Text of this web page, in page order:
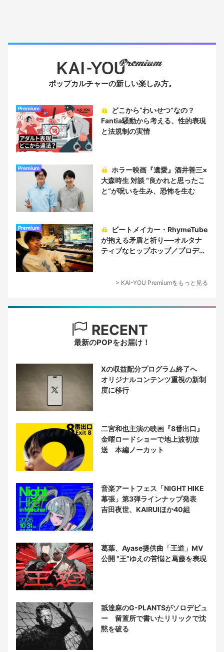
ポップカルチャーの新しい楽しみ方。
Premium
Fantia騒動から考える、性的表現
と法規制の実情
Premium
大森時生 対談 “良かれと思ったこ
と“が呪いを生み、恐怖を生む
Premium
が抱える矛盾と祈り──オルタナ
ティブなヒップホップ／プロデュ
> KAI-YOU Premiumをもっと見る
RECENT
最新のPOPをお届け！
Xの収益配分プログラム終了へ
オリジナルコンテンツ重視の新制
度に移行
二宮和也主演の映画『8番出口』
金曜ロードショーで地上波初放
送 本編ノーカット
音楽アートフェス「NIGHT HIKE
幕張」第3弾ラインナップ発表
吉田夜世、KAIRUIほか40組
葛葉、Ayase提供曲「王道」MV
公開 “王”ゆえの苦悩と葛藤を表現
舐達麻のG-PLANTSがソロデビュ
ー 留置所で書いたリリックで沈
黙を破る